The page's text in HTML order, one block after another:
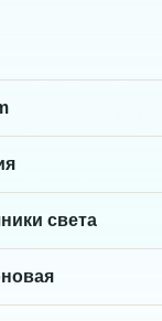
света